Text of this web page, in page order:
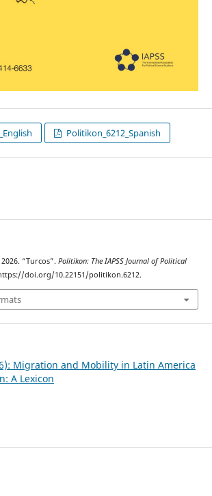
Politikon_6212_Spanish
“Turcos”. Politikon: The IAPSS Journal of Political
doi.org/10.22151/politikon.6212.
Migration and Mobility in Latin America
A Lexicon